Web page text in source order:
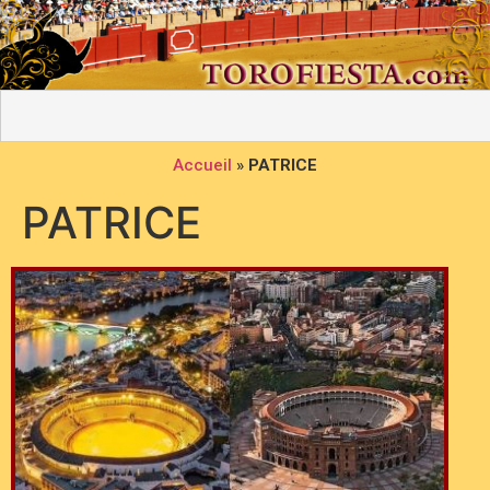
Accueil » PATRICE
PATRICE